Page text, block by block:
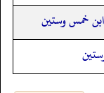
خمس وستين